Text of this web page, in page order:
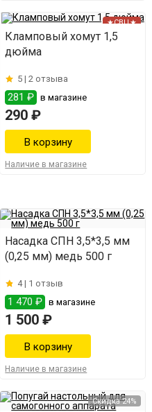
★СВЦ★
Кламповый хомут 1,5
дюйма
5 |2 отзыва
281 ₽ в магазине
290 ₽
Наличие в магазине
Насадка СПН 3,5*3,5 мм
(0,25 мм) медь 500 г
4 | 1 отзыв
1 470 ₽ в магазине
1 500 ₽
Наличие в магазине
Скидка 24%